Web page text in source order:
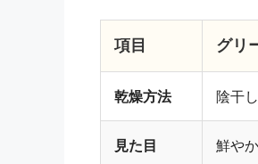
項目 グリ
乾燥方法 陰干
見た目 鮮や